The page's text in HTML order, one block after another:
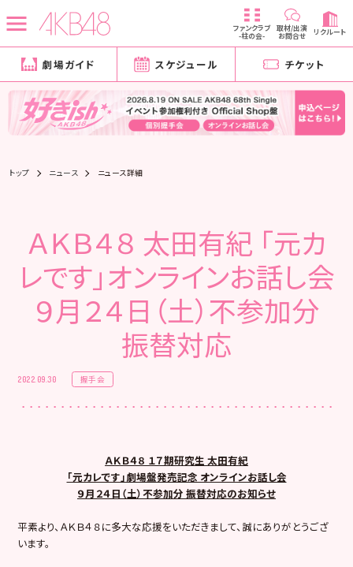
ファンクラブ
-柱の会-
取材/出演
お問合せ リクルート
劇場ガイド スケジュール チケット
トップ ニュース ニュース詳細
ＡＫＢ４８ 太田有紀 「元カ
レです」オンラインお話し会
９月２４日（土）不参加分
振替対応
2022.09.30 握手会
ＡＫＢ４８ １７期研究生 太田有紀
「元カレです」劇場盤発売記念 オンラインお話し会
９月２４日（土）不参加分 振替対応のお知らせ
平素より、ＡＫＢ４８に多大な応援をいただきまして、誠にありがとうござ
います。